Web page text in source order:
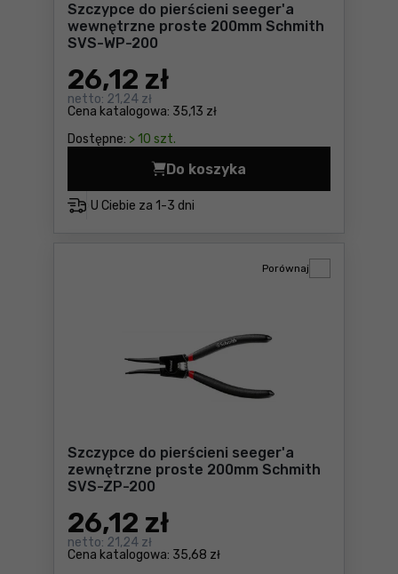
Szczypce do pierścieni seeger'a
wewnętrzne proste 200mm Schmith
SVS-WP-200
Cena katalogowa: 35,13 zł
26,12 zł
netto: 21,24 zł
Dostępne: > 10 szt.
U Ciebie za 1-3 dni
Do koszyka
Szczypce do pierścieni
Szczypce do pierścieni seeger'a
zewnętrzne proste 200mm Schmith
SVS-ZP-200
Cena katalogowa: 35,68 zł
26,12 zł
netto: 21,24 zł
Porównaj